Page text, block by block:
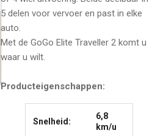
5 delen voor vervoer en past in elke
auto.
Met de GoGo Elite Traveller 2 komt u
waar u wilt.
Producteigenschappen:
Snelheid:
6,8
km/u